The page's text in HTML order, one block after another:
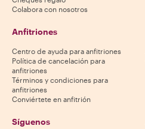
Colabora con nosotros
Anfitriones
Centro de ayuda para anfitriones
Política de cancelación para
anfitriones
Términos y condiciones para
anfitriones
Conviértete en anfitrión
Síguenos